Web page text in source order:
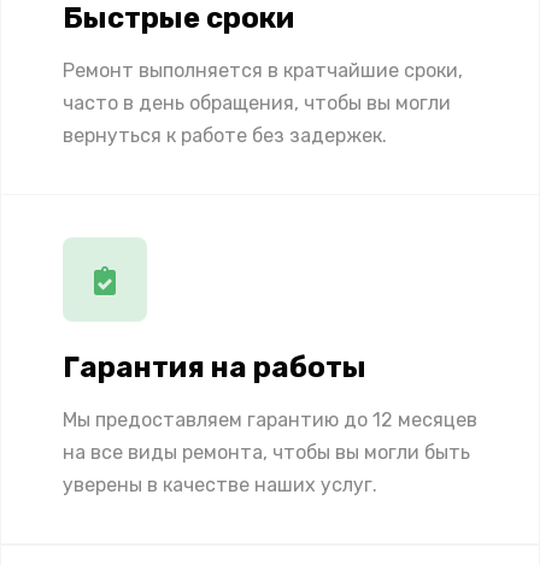
Быстрые сроки
Ремонт выполняется в кратчайшие сроки,
часто в день обращения, чтобы вы могли
вернуться к работе без задержек.
Гарантия на работы
Мы предоставляем гарантию до 12 месяцев
на все виды ремонта, чтобы вы могли быть
уверены в качестве наших услуг.